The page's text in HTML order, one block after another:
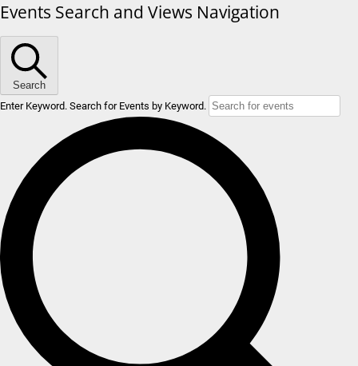
Events Search and Views Navigation
Search
Enter Keyword. Search for Events by Keyword.